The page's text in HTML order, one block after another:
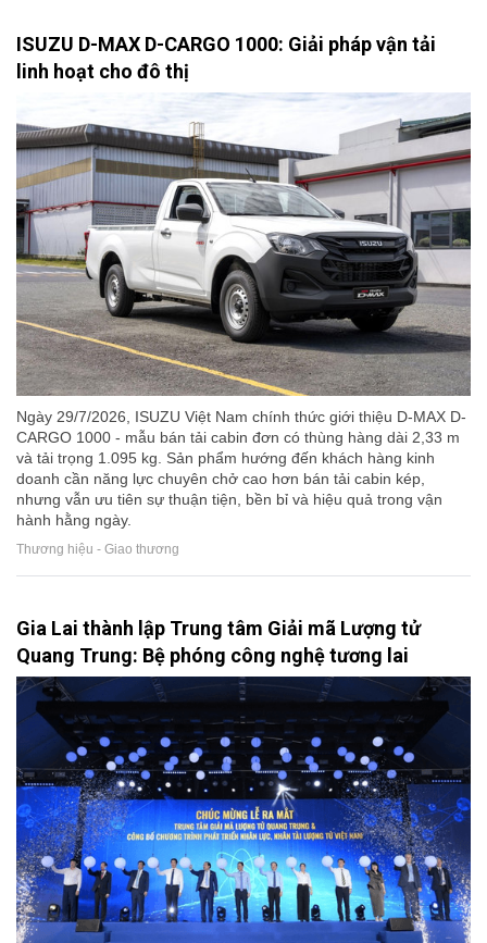
ISUZU D-MAX D-CARGO 1000: Giải pháp vận tải
linh hoạt cho đô thị
Ngày 29/7/2026, ISUZU Việt Nam chính thức giới thiệu D-MAX D-
CARGO 1000 - mẫu bán tải cabin đơn có thùng hàng dài 2,33 m
và tải trọng 1.095 kg. Sản phẩm hướng đến khách hàng kinh
doanh cần năng lực chuyên chở cao hơn bán tải cabin kép,
nhưng vẫn ưu tiên sự thuận tiện, bền bỉ và hiệu quả trong vận
hành hằng ngày.
Thương hiệu - Giao thương
Gia Lai thành lập Trung tâm Giải mã Lượng tử
Quang Trung: Bệ phóng công nghệ tương lai